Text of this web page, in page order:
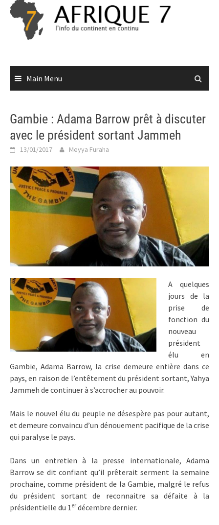
Skip
content
Main Menu
Gambie : Adama Barrow prêt à discuter
avec le président sortant Jammeh
13/01/2017 Meyya Furaha
A quelques
jours de la
prise de
fonction du
nouveau
président
élu en
Gambie, Adama Barrow, la crise demeure entière dans ce
pays, en raison de l’entêtement du président sortant, Yahya
Jammeh de continuer à s’accrocher au pouvoir.
Mais le nouvel élu du peuple ne désespère pas pour autant,
et demeure convaincu d’un dénouement pacifique de la crise
qui paralyse le pays.
Dans un entretien à la presse internationale, Adama
Barrow se dit confiant qu’il prêterait serment la semaine
prochaine, comme président de la Gambie, malgré le refus
du président sortant de reconnaitre sa défaite à la
présidentielle du 1 er décembre dernier.